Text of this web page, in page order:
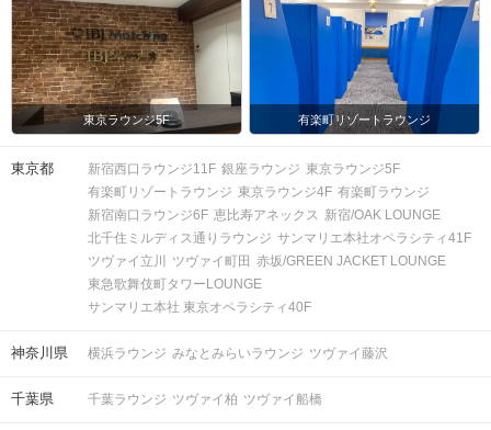
時間
定。
※開始時刻から30分以上遅れる場合は
参加をご遠慮いただいております。
8対8程度で進行予定。（最少開催人
数：4対4）
っては男女差が変動する場合がござい
ます。
持ち物
スマートフォン・顔写真付きの身分証
（運転免許証、マイナンバーカード、
パスポートなど）
お食事
フリードリンク（アルコール・ソフト
東京ラウンジ5F 有楽町リゾートラウンジ
東京都 新宿西口ラウンジ11F 銀座ラウンジ 東京ラウンジ5F
有楽町リゾートラウンジ 東京ラウンジ4F 有楽町ラウンジ
新宿南口ラウンジ6F 恵比寿アネックス 新宿/OAK LOUNGE
北千住ミルディス通りラウンジ サンマリエ本社オペラシティ41F
ツヴァイ立川
ツヴァイ町田 赤坂/GREEN JACKET LOUNGE
東急歌舞伎町タワーLOUNGE
サンマリエ本社 東京オペラシティ40F
神奈川県 横浜ラウンジ みなとみらいラウンジ ツヴァイ藤沢
千葉県 千葉ラウンジ ツヴァイ柏 ツヴァイ船橋